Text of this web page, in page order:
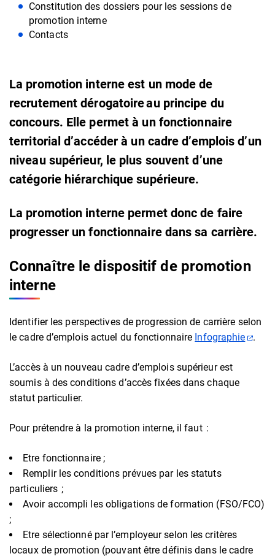
Constitution des dossiers pour les sessions de
promotion interne
Contacts
La promotion interne est un mode de
recrutement dérogatoire au principe du
concours. Elle permet à un fonctionnaire
territorial d’accéder à un cadre d’emplois d’un
niveau supérieur, le plus souvent d’une
catégorie hiérarchique supérieure.
La promotion interne permet donc de faire
progresser un fonctionnaire dans sa carrière.
Connaître le dispositif de promotion
interne
Identifier les perspectives de progression de carrière selon
le cadre d’emplois actuel du fonctionnaire Infographie .
L’accès à un nouveau cadre d’emplois supérieur est
soumis à des conditions d’accès fixées dans chaque
statut particulier.
Pour prétendre à la promotion interne, il faut :
Etre fonctionnaire ;
Remplir les conditions prévues par les statuts
particuliers ;
Avoir accompli les obligations de formation (FSO/FCO)
;
Etre sélectionné par l’employeur selon les critères
locaux de promotion (pouvant être définis dans le cadre